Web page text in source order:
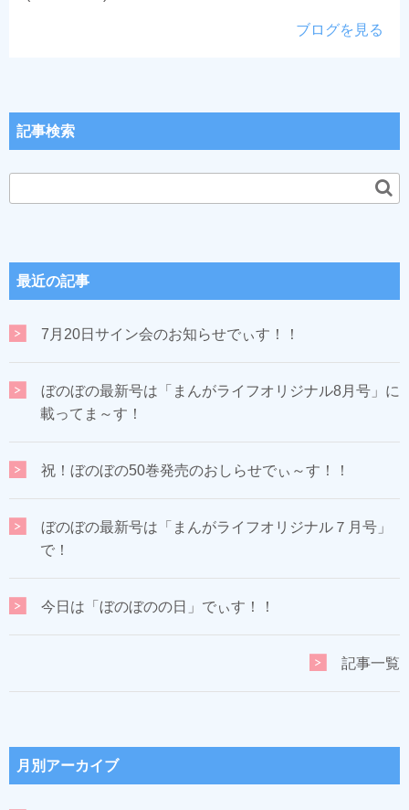
ブログを見る
記事検索
最近の記事
7月20日サイン会のお知らせでぃす！！
ぼのぼの最新号は「まんがライフオリジナル8月号」に
載ってま～す！
祝！ぼのぼの50巻発売のおしらせでぃ～す！！
ぼのぼの最新号は「まんがライフオリジナル７月号」
で！
今日は「ぼのぼのの日」でぃす！！
記事一覧
月別アーカイブ